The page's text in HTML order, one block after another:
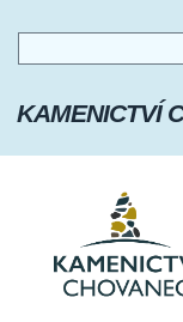
KAMENICTVÍ